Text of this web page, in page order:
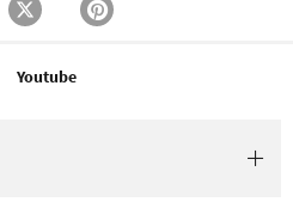
Youtube